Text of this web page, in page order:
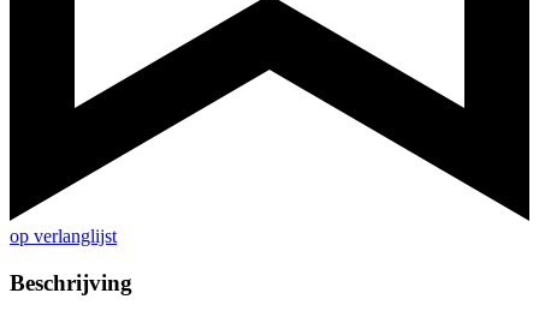
op verlanglijst
Beschrijving